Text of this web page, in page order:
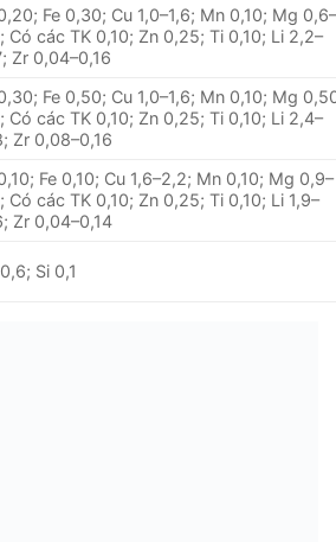
Fe 0,30; Cu 1,0–1,6; Mn 0,10; Mg
Có các TK 0,10; Zn 0,25; Ti 0,10; Li 2,2–
Zr 0,04–0,16
Fe 0,50; Cu 1,0–1,6; Mn 0,10; Mg
Có các TK 0,10; Zn 0,25; Ti 0,10; Li 2,4–
Zr 0,08–0,16
Fe 0,10; Cu 1,6–2,2; Mn 0,10; Mg 0,9–
Có các TK 0,10; Zn 0,25; Ti 0,10; Li 1,9–
Zr 0,04–0,14
Si 0,1